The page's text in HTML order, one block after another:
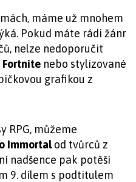
máme už mnohem
Pokud máte rádi žánr
nelze nedoporučit
Fortnite nebo stylizované
grafikou z
RPG, můžeme
Immortalod tvůrců z
nadšence pak potěší
9. dílem s podtitulem